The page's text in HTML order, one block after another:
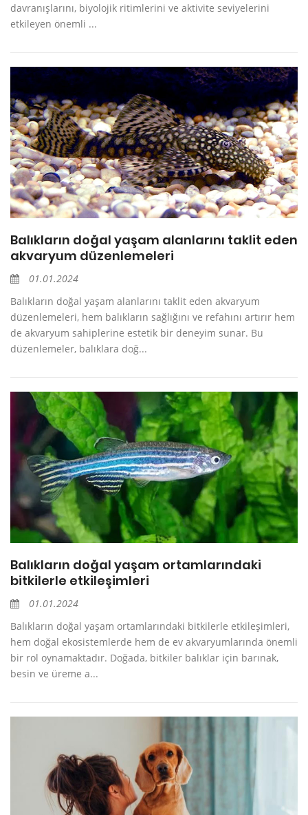
davranışlarını, biyolojik ritimlerini ve aktivite seviyelerini
etkileyen önemli ...
Balıkların doğal yaşam alanlarını taklit eden
akvaryum düzenlemeleri
01.01.2024
Balıkların doğal yaşam alanlarını taklit eden akvaryum
düzenlemeleri, hem balıkların sağlığını ve refahını artırır hem
de akvaryum sahiplerine estetik bir deneyim sunar. Bu
düzenlemeler, balıklara doğ...
Balıkların doğal yaşam ortamlarındaki
bitkilerle etkileşimleri
01.01.2024
Balıkların doğal yaşam ortamlarındaki bitkilerle etkileşimleri,
hem doğal ekosistemlerde hem de ev akvaryumlarında önemli
bir rol oynamaktadır. Doğada, bitkiler balıklar için barınak,
besin ve üreme a...